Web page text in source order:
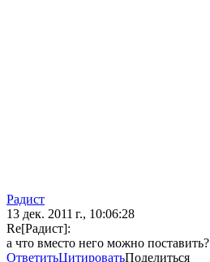
Радист
13 дек. 2011 г., 10:06:28
Re[Радист]:
а что вместо него можно поставить?
ОтветитьЦитироватьПоделиться